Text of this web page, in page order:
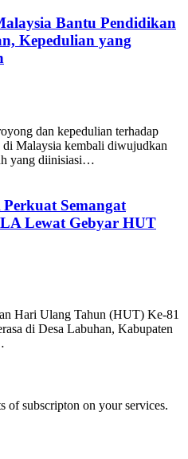
Bantu Pendidikan
Kepedulian yang
dan kepedulian terhadap
di Malaysia kembali diwujudkan
yang diinisiasi…
Semangat
Lewat Gebyar HUT
Hari Ulang Tahun (HUT) Ke-81
di Desa Labuhan, Kabupaten
of subscripton on your services.